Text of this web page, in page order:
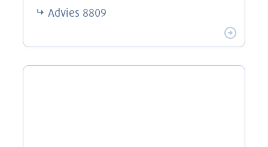
Advies 8809